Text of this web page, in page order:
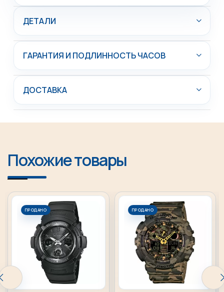
ДЕТАЛИ
ГАРАНТИЯ И ПОДЛИННОСТЬ ЧАСОВ
ДОСТАВКА
Похожие товары
ПРОДАНО ПРОДАНО